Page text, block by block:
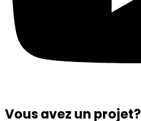
Vous avez un projet?